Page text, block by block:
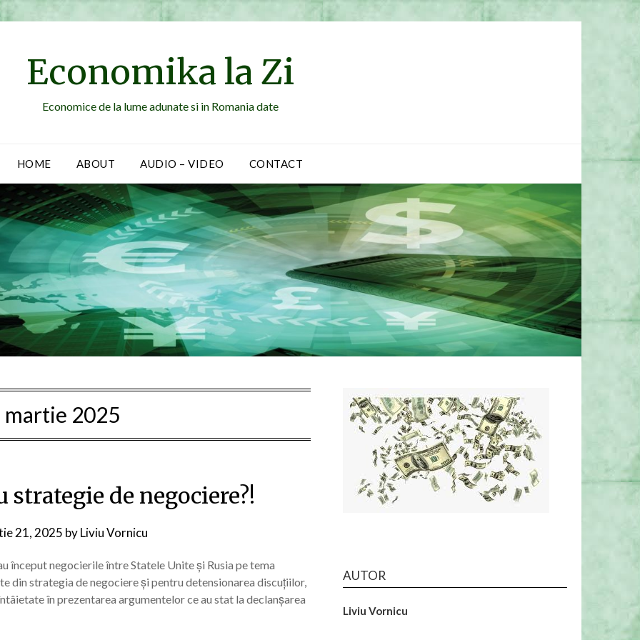
Economika la Zi
Economice de la lume adunate si in Romania date
HOME ABOUT AUDIO – VIDEO CONTACT
martie 2025
strategie de negociere?!
21, 2025 byLiviu Vornicu
început negocierile între Statele Unite și Rusia pe tema
strategia de negociere și pentru detensionarea discuțiilor,
în prezentarea argumentelor ce au stat la declanșarea
AUTOR
Liviu Vornicu